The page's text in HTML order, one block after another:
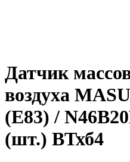
Датчик
воздуха
(E83) /
(шт.) ВТхб4